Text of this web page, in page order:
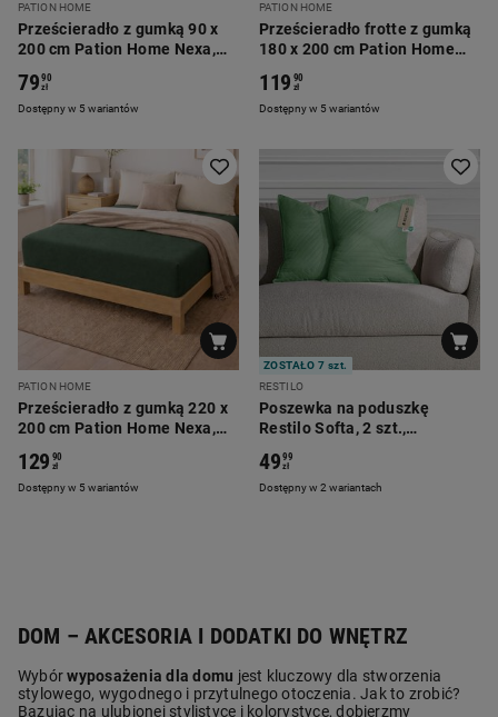
PATION HOME
Prześcieradło z gumką 90 x
200 cm Pation Home Nexa,
Dostępny w 5 wariantów
7990
zł
PATION HOME
Prześcieradło frotte z gumką
180 x 200 cm Pation Home
Dostępny w 5 wariantów
119 90
zł
PATION HOME
Prześcieradło z gumką 220 x
200 cm Pation Home Nexa,
Dostępny w 5 wariantów
129 90
zł
ZOSTAŁO 7 szt.
RESTILO
Poszewka na poduszkę
Restilo Softa, 2 szt.,
Dostępny w 2 wariantach
4999
zł
DOM – AKCESORIA I DODATKI DO WNĘTRZ
Wybórwyposażenia dla domu jest kluczowy dla stworzenia
stylowego, wygodnego i przytulnego otoczenia. Jak to zrobić?
Bazując na ulubionej stylistyce i kolorystyce, dobierzmy